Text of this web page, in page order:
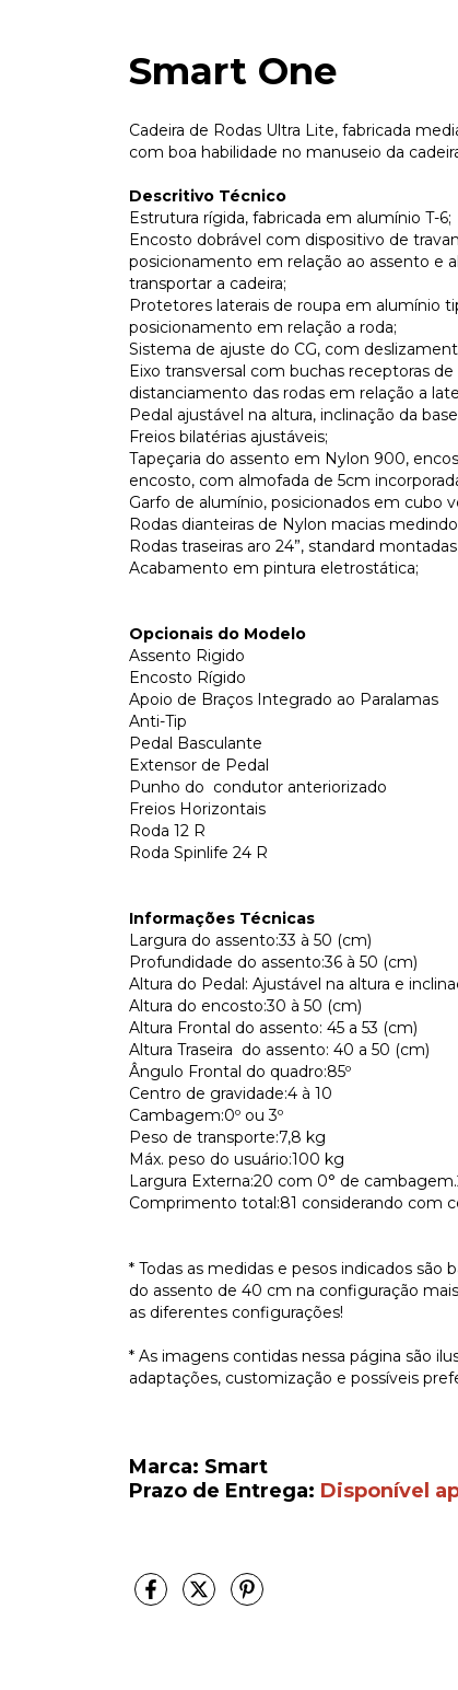
Smart One
Cadeira de Rodas Ultra Lite, fabricada
com boa habilidade no manuseio da
Descritivo Técnico
Estrutura rígida, fabricada em alumínio T-6;
Encosto dobrável com dispositivo de
posicionamento em relação ao assento e
transportar a cadeira;
Protetores laterais de roupa em alumínio
posicionamento em relação a roda;
Sistema de ajuste do CG, com
Eixo transversal com buchas receptoras
distanciamento das rodas em relação a
Pedal ajustável na altura, inclinação da
Freios bilatérias ajustáveis;
Tapeçaria do assento em Nylon 900,
encosto, com almofada de 5cm
Garfo de alumínio, posicionados em cubo
Rodas dianteiras de Nylon macias
Rodas traseiras aro 24”, standard
Acabamento em pintura eletrostática;
Opcionais do Modelo
Assento Rigido
Encosto Rígido
Apoio de Braços Integrado ao Paralamas
Anti-Tip
Pedal Basculante
Extensor de Pedal
Punho do condutor anteriorizado
Freios Horizontais
Roda 12 R
Roda Spinlife 24 R
Informações Técnicas
Largura do assento:33 à 50 (cm)
Profundidade do assento:36 à 50 (cm)
Altura do Pedal: Ajustável na altura e
Altura do encosto:30 à 50 (cm)
Altura Frontal do assento: 45 a 53 (cm)
Altura Traseira do assento: 40 a 50 (cm)
Ângulo Frontal do quadro:85º
Centro de gravidade:4 à 10
Cambagem:0º ou 3º
Peso de transporte:7,8 kg
Máx. peso do usuário:100 kg
Largura Externa:20 com 0° de
Comprimento total:81 considerando com
* Todas as medidas e pesos indicados
do assento de 40 cm na configuração
as diferentes configurações!
* As imagens contidas nessa página são
adaptações, customização e possíveis
Marca: Smart
Prazo de Entrega: Disponível